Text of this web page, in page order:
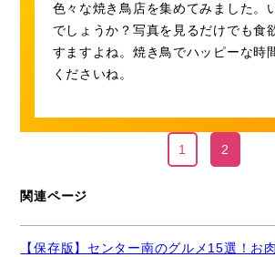
色々な焼き鳥店を集めてみました。
でしょうか？写真を見るだけでも食
すますよね。焼き鳥でハッピーな時
くださいね。
1 2
関連ページ
【保存版】センター南のグルメ15選！お